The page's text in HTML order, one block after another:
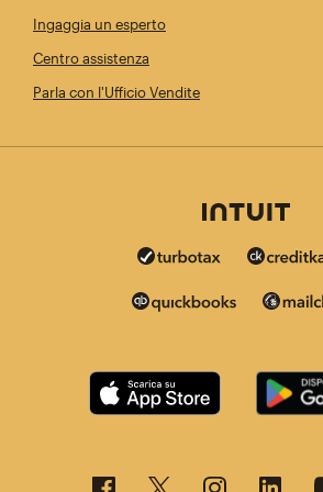
Ingaggia un esperto
Centro assistenza
Parla con l'Ufficio Vendite